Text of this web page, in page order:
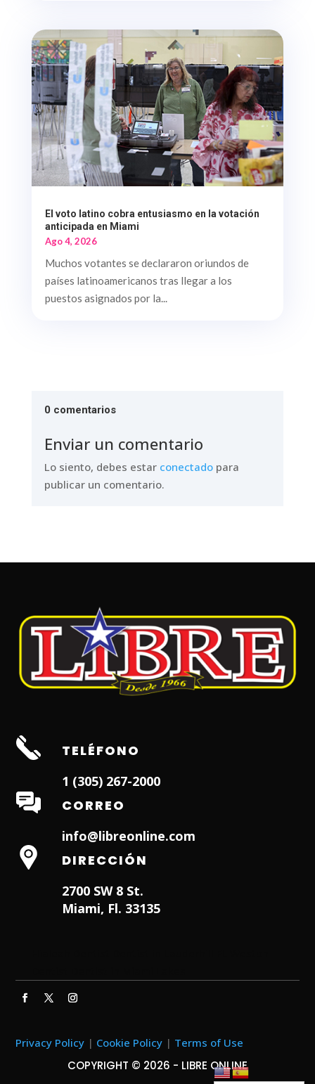
El voto latino cobra entusiasmo en la votación
anticipada en Miami
Ago 4, 2026
Muchos votantes se declararon oriundos de
países latinoamericanos tras llegar a los
puestos asignados por la...
0 comentarios
Enviar un comentario
Lo siento, debes estar conectadopara
publicar un comentario.
TELÉFONO
1 (305) 267-2000
CORREO
info@libreonline.com
DIRECCIÓN
2700 SW 8 St.
Miami, Fl. 33135
Privacy Policy | Cookie Policy | Terms of Use
COPYRIGHT © 2026 - LIBRE ONLINE